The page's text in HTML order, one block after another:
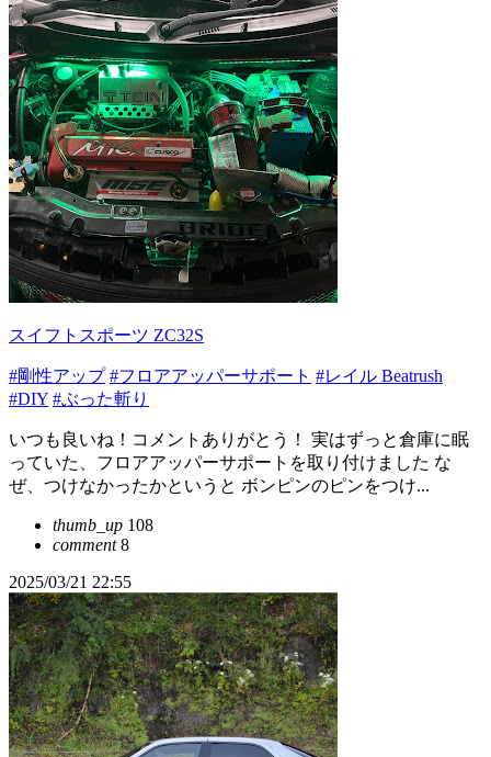
スイフトスポーツ ZC32S
#剛性アップ #フロアアッパーサポート #レイル Beatrush
#DIY #ぶった斬り
いつも良いね！コメントありがとう！ 実はずっと倉庫に眠
っていた、フロアアッパーサポートを取り付けました な
ぜ、つけなかったかというと ボンピンのピンをつけ...
thumb_up 108
comment8
2025/03/21 22:55